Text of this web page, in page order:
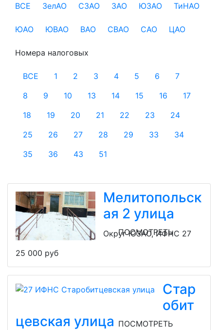
ВСЕ
ЗелАО СЗАО ЗАО ЮЗАО ТиНАО
ЮАО ЮВАО ВАО СВАО САО ЦАО
Номера налоговых
ВСЕ 1 2 3 4 5 6
7
8
9 10 13 14 15 16
17
18
19 20 21 22 23
24
25
26 27 28 29 33
34
35
36 43 51
Мелитопольск
ая 2 улица
Округ ЮЗАО, ИФНС 27
25 000 руб
ПОСМОТРЕТЬ
Стар
обит
цевская улица ПОСМОТРЕТЬ